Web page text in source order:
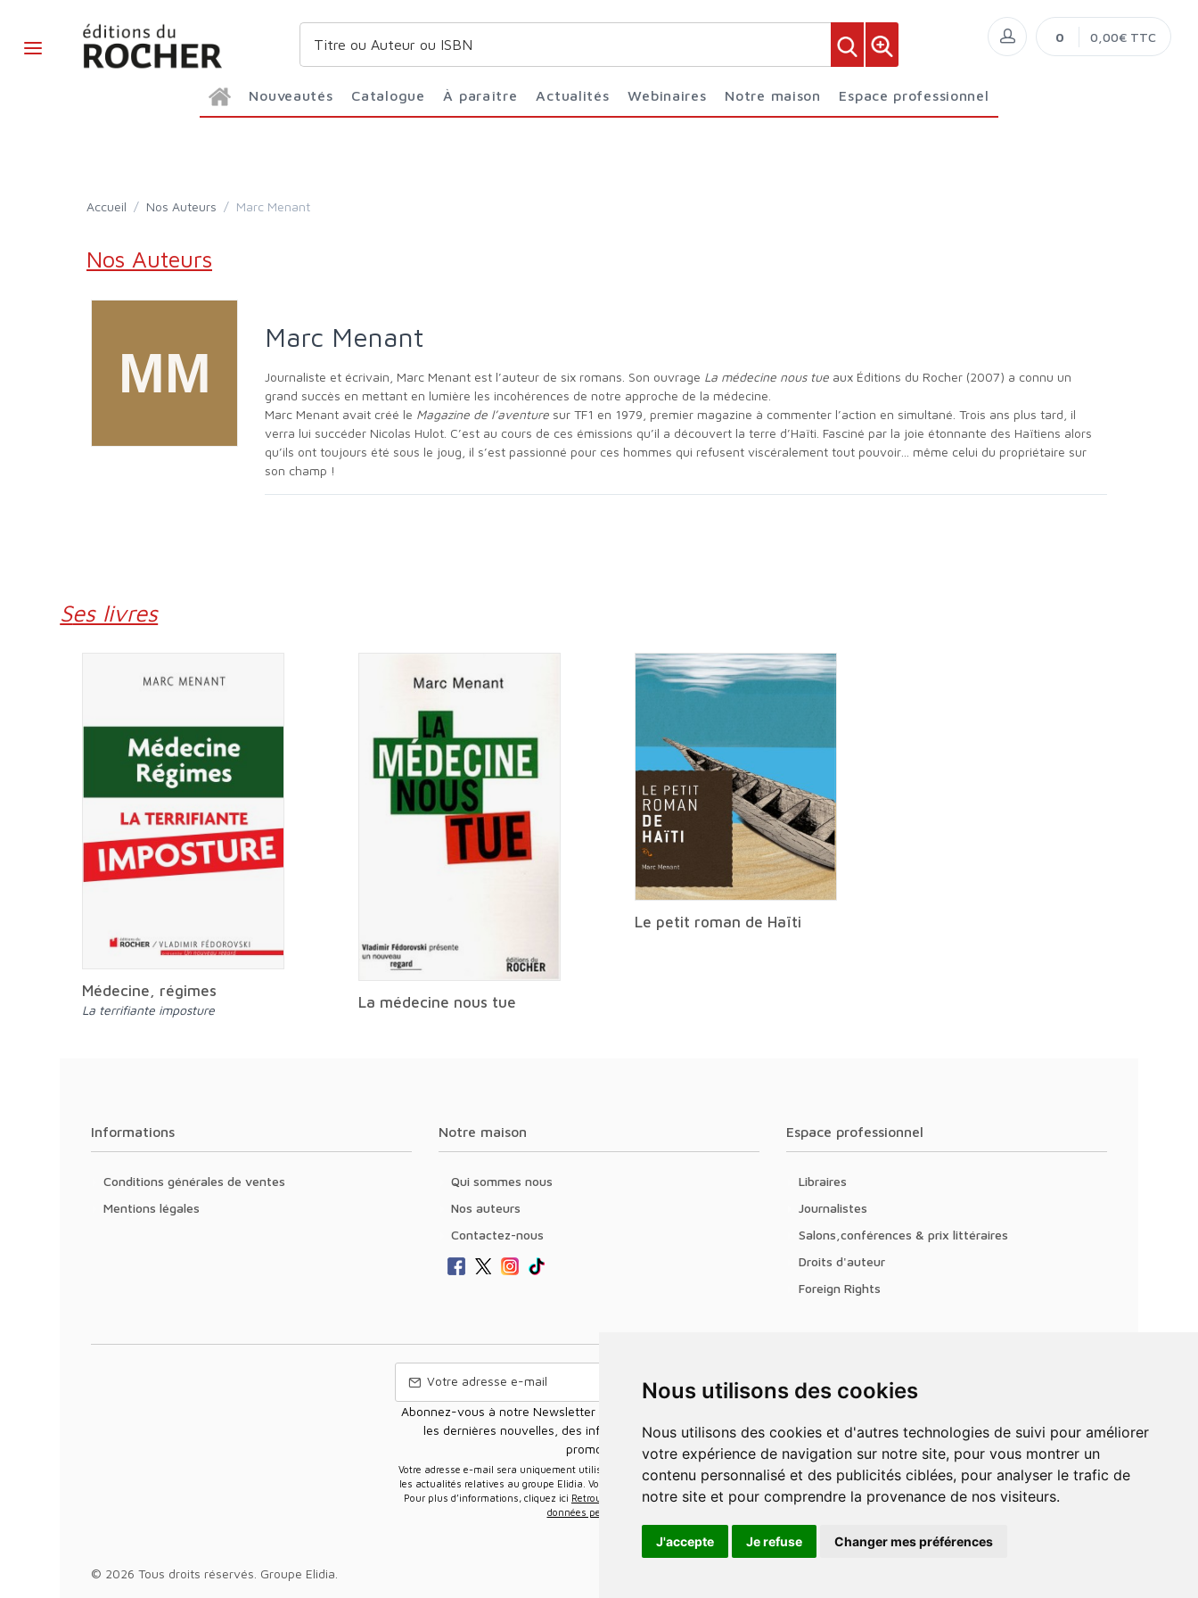
Nous utilisons des cookies
Nous utilisons des cookies et d'autres technologies de suivi pour améliorer
votre expérience de navigation sur notre site, pour vous montrer un
contenu personnalisé et des publicités ciblées, pour analyser le trafic de
notre site et pour comprendre la provenance de nos visiteurs.
J'accepte Je refuse Changer mes préférences
Nouveautés Catalogue À paraître Actualités Webinaires Notre maison Espace professionnel
0 0,00€ TTC
Accueil / Nos Auteurs / Marc Menant
Nos Auteurs
Marc Menant
Journaliste et écrivain, Marc Menant est l’auteur de six romans. Son ouvrage La médecine nous tue aux Éditions du Rocher (2007) a connu un
grand succès en mettant en lumière les incohérences de notre approche de la médecine.
Marc Menant avait créé le Magazine de l’aventure sur TF1 en 1979, premier magazine à commenter l’action en simultané. Trois ans plus tard, il
verra lui succéder Nicolas Hulot. C’est au cours de ces émissions qu’il a découvert la terre d’Haïti. Fasciné par la joie étonnante des Haïtiens alors
qu’ils ont toujours été sous le joug, il s’est passionné pour ces hommes qui refusent viscéralement tout pouvoir… même celui du propriétaire sur
son champ !
Ses livres
Médecine, régimes
la terrifiante imposture La médecine nous tue
Le petit roman de Haïti
Informations
Conditions générales de ventes
Mentions légales
Notre maison
Qui sommes nous
Nos auteurs
Contactez-nous
Espace professionnel
Libraires
Journalistes
Salons,conférences & prix littéraires
Droits d'auteur
Foreign Rights
Abonnez-vous à notre Newsletter pour recevoir nos nouvelles offres,
les dernières nouvelles, des informations sur les ventes et les
promotions.
Votre adresse e-mail sera uniquement utilisée pour vous envoyer des informations sur
les actualités relatives au groupe Elidia. Vous pouvez vous désinscrire à tout moment.
Pour plus d’informations, cliquez ici Retrouvez ici notre politique de protection de vos
données personnelles
© 2026 Tous droits réservés. Groupe Elidia